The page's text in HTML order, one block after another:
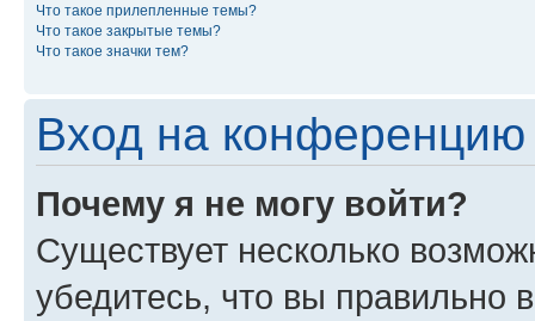
Что такое прилепленные темы?
Что такое закрытые темы?
Что такое значки тем?
Вход на конференцию
Почему я не могу войти?
Существует несколько
убедитесь, что вы правильно